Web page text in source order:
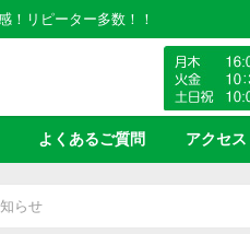
！リピーター多数！！
よくあるご質問 アクセス
らせ